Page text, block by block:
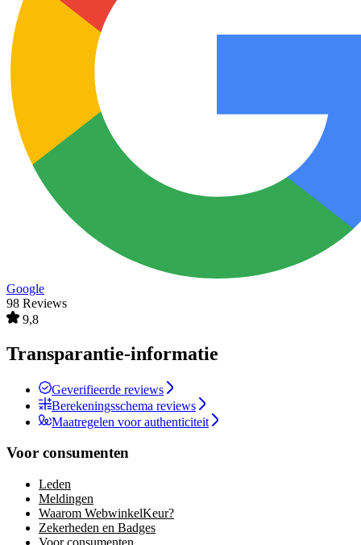
Google
98 Reviews
9,8
Transparantie-informatie
Geverifieerde reviews
Berekeningsschema reviews
Maatregelen voor authenticiteit
Voor consumenten
Leden
Meldingen
Waarom WebwinkelKeur?
Zekerheden en Badges
Voor consumenten